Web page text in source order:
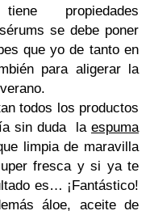
propiedades
se debe poner
que yo de tanto en
para aligerar la
todos los productos
sin duda la espuma
limpia de maravilla
fresca y si ya te
es… ¡Fantástico!
áloe, aceite de